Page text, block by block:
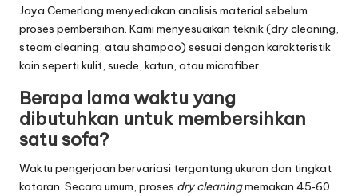
Jaya Cemerlang menyediakan analisis material sebelum
proses pembersihan. Kami menyesuaikan teknik (dry cleaning,
steam cleaning, atau shampoo) sesuai dengan karakteristik
kain seperti kulit, suede, katun, atau microfiber.
Berapa lama waktu yang
dibutuhkan untuk membersihkan
satu sofa?
Waktu pengerjaan bervariasi tergantung ukuran dan tingkat
kotoran. Secara umum, proses dry cleaningmemakan 45‑60